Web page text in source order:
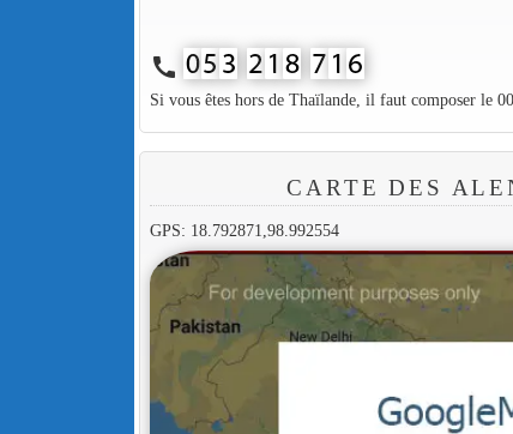
call
Si vous êtes hors de Thaïlande, il faut composer le
CARTE DES
GPS: 18.792871,98.992554